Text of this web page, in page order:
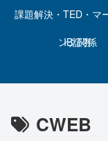
課題解決・TED・マ
ング関係
IB証券
CWEB